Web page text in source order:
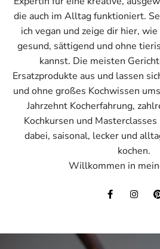
die auch im Alltag funktioniert.
ich vegan und zeige dir hier,
gesund, sättigend und ohne
kannst. Die meisten
Ersatzprodukte aus und lassen
und ohne großes Kochwissen
Jahrzehnt Kocherfahrung,
Kochkursen und
dabei, saisonal, lecker und
kochen.
Willkommen in